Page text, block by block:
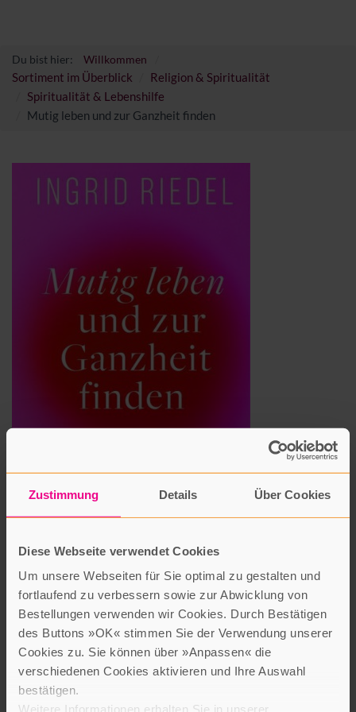
Zustimmung Details Über Cookies
Diese Webseite verwendet Cookies
Um unsere Webseiten für Sie optimal zu gestalten und
fortlaufend zu verbessern sowie zur Abwicklung von
Bestellungen verwenden wir Cookies. Durch Bestätigen
des Buttons »OK« stimmen Sie der Verwendung unserer
Cookies zu. Sie können über »Anpassen« die
verschiedenen Cookies aktivieren und Ihre Auswahl
bestätigen.
Weitere Informationen erhalten Sie in unserer
Du bist hier: Willkommen
Sortiment im Überblick
Religion & Spiritualität
Spiritualität & Lebenshilfe
Mutig leben und zur Ganzheit finden
Mutig leben und zur Ganzheit finden
Ingrid Riedel
Patmos Verlag
28,00 Euro
Zum 90. Geburtstag von Ingrid Riedel wurden aus ihrem
reichhaltigen Lebenswerk Texte ausgewählt, die deutlich
machen: Indem der Mensch schöpferisch ist, kann er Probleme
bewältigen, gestaltet er sich aber auch selbst. So kann er immer